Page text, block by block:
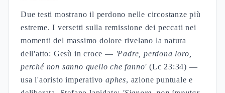
Due testi mostrano il perdono nelle circostanze più
estreme. I versetti sulla remissione dei peccati nei
momenti del massimo dolore rivelano la natura
dell'atto: Gesù in croce — 'Padre, perdona loro,
perché non sanno quello che fanno' (Lc 23:34) —
usa l'aoristo imperativoaphes, azione puntuale e